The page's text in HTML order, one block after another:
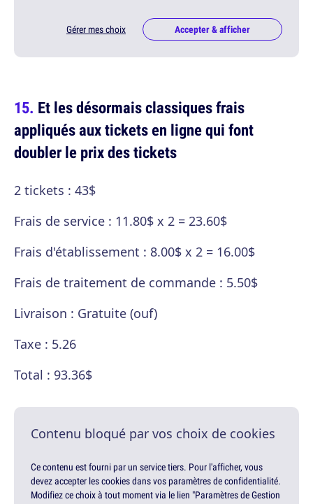
Gérer mes choix Accepter & afficher
Et les désormais classiques frais
appliqués aux tickets en ligne qui font
doubler le prix des tickets
2 tickets : 43$
Frais de service : 11.80$ x 2 = 23.60$
Frais d'établissement : 8.00$ x 2 = 16.00$
Frais de traitement de commande : 5.50$
Livraison : Gratuite (ouf)
Taxe : 5.26
Total : 93.36$
Contenu bloqué par vos choix de cookies
Ce contenu est fourni par un service tiers. Pour l'afficher, vous
devez accepter les cookies dans vos paramètres de confidentialité.
Modifiez ce choix à tout moment via le lien "Paramètres de Gestion